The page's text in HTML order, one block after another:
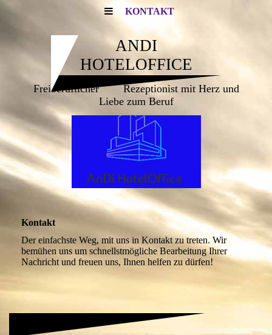
KONTAKT
ANDI
HOTELOFFICE
Freiberuflicher Rezeptionist mit Herz und
Liebe zum Beruf
Kontakt
Der einfachste Weg, mit uns in Kontakt zu treten. Wir
bemühen uns um schnellstmögliche Bearbeitung Ihrer
Nachricht und freuen uns, Ihnen helfen zu dürfen!